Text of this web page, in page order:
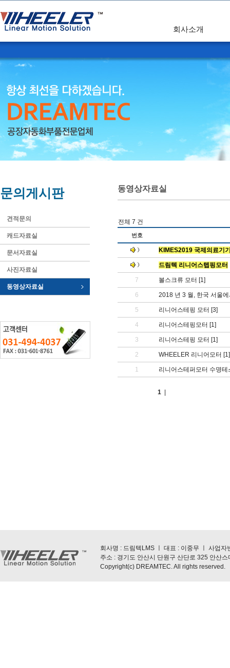
회사소개
문의게시판
견적문의
캐드자료실
문서자료실
사진자료실
동영상자료실
동영상자료실
전체 7 건
번호
KIMES2019 국제의료기
드림텍 리니어스텝핑모터
7 볼스크류 모터 [1]
6 2018 년 3 월, 한국 서울
5 리니어스테핑 모터 [3]
4 리니어스테핑모터 [1]
3 리니어스테핑 모터 [1]
2 WHEELER 리니어모터 [1]
1 리니어스테퍼모터 수명테
1|
회사명 : 드림텍LMS ㅣ 대표 : 이중무 ㅣ 사업
주소 : 경기도 안산시 단원구 산단로 325 안산
Copyright(c) DREAMTEC. All rights reserved.